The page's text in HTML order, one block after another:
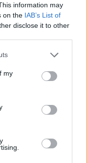
information may
on the IAB’s List of
disclose it to other
my